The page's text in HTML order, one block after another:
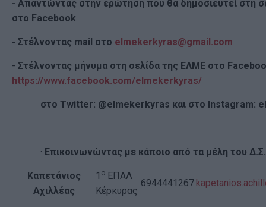
- Απαντώντας στην ερώτηση που θα δημοσιευτεί στη
στο Facebook
- Στέλνοντας mail στο elmekerkyras@gmail.com
- Στέλνοντας μήνυμα στη σελίδα της ΕΛΜΕ στο
https://www.facebook.com/elmekerkyras/
στο Twitter: @elmekerkyras και στο Instagram:
· Επικοινωνώντας με κάποιο από τα μέλη του
Καπετάνιος
Αχιλλέας
1 ο ΕΠΑΛ
Κέρκυρας
6944441267